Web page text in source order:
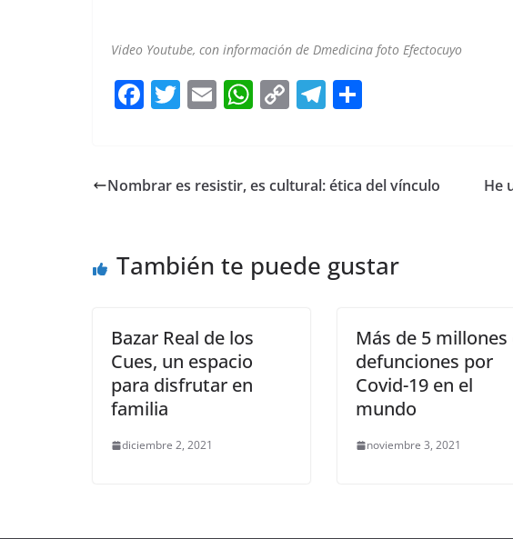
Video Youtube, con información de Dmedicina foto Efectocuyo
F
e
o
T
er
E
l
W
s
p
C
y
k
T
gr e
Nombrar es resistir, es cultural: ética del vínculo
He
También te puede gustar
Bazar Real de los
Cues, un espacio
para disfrutar en
familia
diciembre 2, 2021
Más de 5 millones
defunciones por
Covid-19 en el
mundo
noviembre 3, 2021